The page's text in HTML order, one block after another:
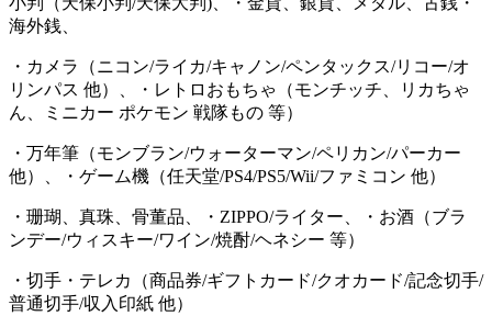
海外銭、
・カメラ（ニコン/ライカ/キャノン/ペンタックス/リコー/オ
リンパス 他）、・レトロおもちゃ（モンチッチ、リカちゃ
ん、ミニカー ポケモン 戦隊もの 等）
・万年筆（モンブラン/ウォーターマン/ペリカン/パーカー
他）、・ゲーム機（任天堂/PS4/PS5/Wii/ファミコン 他）
・珊瑚、真珠、骨董品、・ZIPPO/ライター、・お酒（ブラ
ンデー/ウィスキー/ワイン/焼酎/ヘネシー 等）
・切手・テレカ（商品券/ギフトカード/クオカード/記念切手/
普通切手/収入印紙 他）